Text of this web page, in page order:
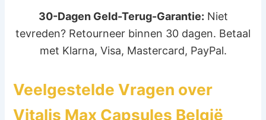
30-Dagen Geld-Terug-Garantie: Niet
tevreden? Retourneer binnen 30 dagen. Betaal
met Klarna, Visa, Mastercard, PayPal.
Veelgestelde Vragen over
Vitalis Max Capsules België